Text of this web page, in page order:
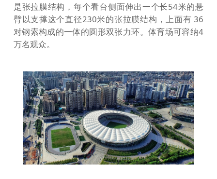
是张拉膜结构，每个看台侧面伸出一个长54米的悬
臂以支撑这个直径230米的张拉膜结构，上面有 36
对钢索构成的一体的圆形双张力环。体育场可容纳4
万名观众。